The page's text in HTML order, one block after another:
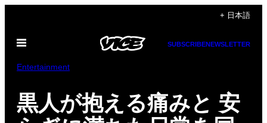
content
+ 日本語
Open
SUBSCRIBENEWSLETTER
Entertainment
黒人が抱える痛みと 安